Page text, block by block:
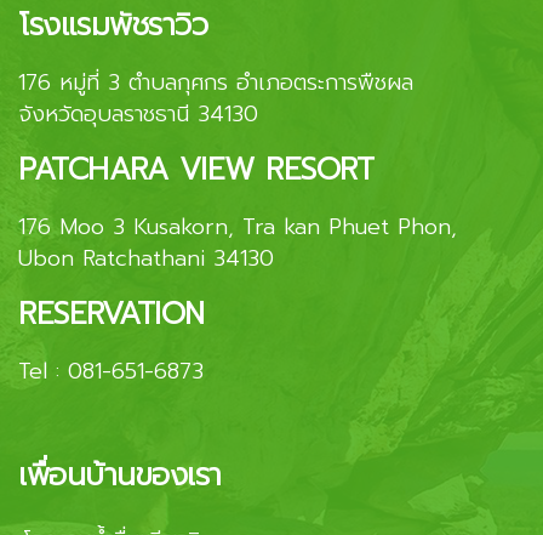
โรงแรมพัชราวิว
176 หมู่ที่ 3 ตำบลกุศกร อำเภอตระการพืชผล
จังหวัดอุบลราชธานี 34130
PATCHARA VIEW RESORT
176 Moo 3 Kusakorn, Tra kan Phuet Phon,
Ubon Ratchathani 34130
RESERVATION
Tel : 081-651-6873
เพื่อนบ้านของเรา